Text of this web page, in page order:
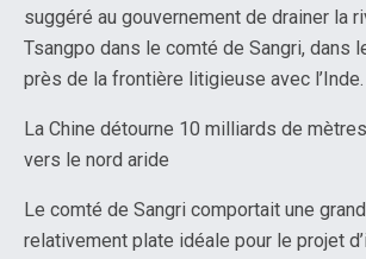
suggéré au gouvernement de drainer la
Tsangpo dans le comté de Sangri, dans
près de la frontière litigieuse avec l’Inde.
La Chine détourne 10 milliards de
vers le nord aride
Le comté de Sangri comportait une
relativement plate idéale pour le projet